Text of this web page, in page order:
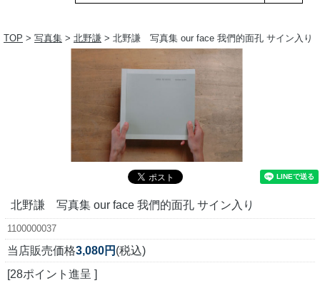
TOP > 写真集 > 北野謙 > 北野謙 写真集 our face 我們的面孔 サイン入り
北野謙 写真集 our face 我們的面孔 サイン入り
1100000037
当店販売価格3,080円 (税込)
[28ポイント進呈 ]